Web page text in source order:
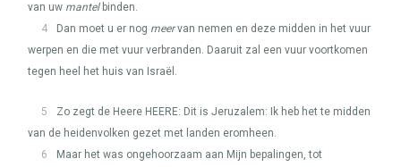
van uw mantelbinden.
4
Dan moet u er nog meervan nemen en deze midden in het vuur
werpen en die met vuur verbranden. Daaruit zal een vuur voortkomen
tegen heel het huis van Israël.
5 Zo zegt de Heere HEERE: Dit is Jeruzalem: Ik heb het te midden
van de heidenvolken gezet met landen eromheen.
6
Maar het was ongehoorzaam aan Mijn bepalingen, tot